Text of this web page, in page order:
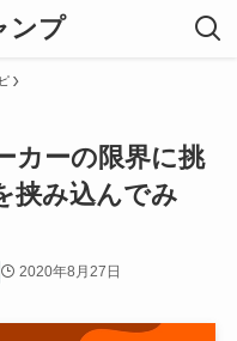
ンプ
カーの限界に挑
挟み込んでみ
2020年8月27日